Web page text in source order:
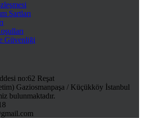
Şartları
Güvenliği
no:62 Reşat
Gaziosmanpaşa / Küçükköy İstanbul
bulunmaktadır.